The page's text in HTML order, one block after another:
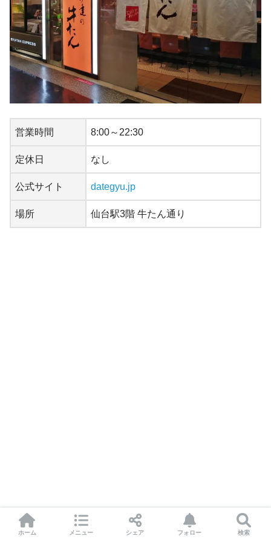
営業時間 8:00～22:30
定休日 なし
公式サイト dategyu.jp
場所 仙台駅3階 牛たん通り
ホーム メニュー シェア フォロー 検索